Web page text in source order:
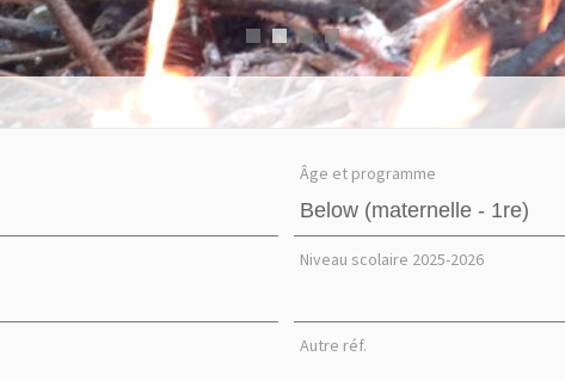
Âge et programme
Niveau scolaire 2025-2026
Autre réf.